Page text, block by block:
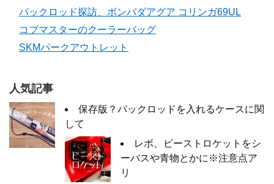
パックロッド探訪、ボンバダアグア コリンガ69UL
コブマスターのクーラーバッグ
SKMパークアウトレット
人気記事
保存版？パックロッドを入れるケースに関
して
レボ、ビーストロケットをシ
ーバスや青物とかに※注意点ア
リ